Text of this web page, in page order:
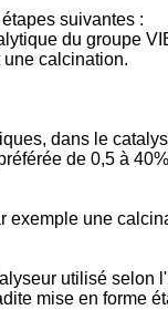
suivantes :
du groupe
calcination.
dans le
de 0,5 à
exemple une
utilisé selon
mise en forme